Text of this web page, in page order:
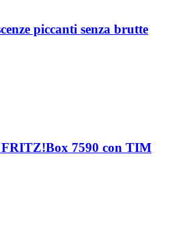
piccanti senza brutte
7590 con TIM